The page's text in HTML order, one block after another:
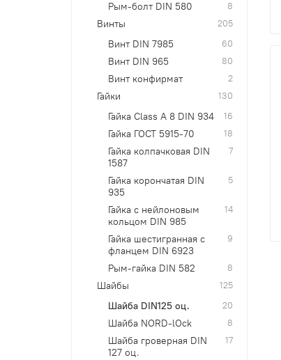
Рым-болт DIN 580 8
Винты 205
Винт DIN 7985 60
Винт DIN 965 80
Винт конфирмат 2
Гайки 130
Гайка Class A 8 DIN 934 16
Гайка ГОСТ 5915-70 18
Гайка колпачковая DIN
1587
7
Гайка корончатая DIN
935
5
Гайка с нейлоновым
кольцом DIN 985
14
Гайка шестигранная с
фланцем DIN 6923
9
Рым-гайка DIN 582 8
Шайбы 125
Шайба DIN125 оц. 20
Шайба NORD-lOck 8
Шайба гроверная DIN
127 оц.
17